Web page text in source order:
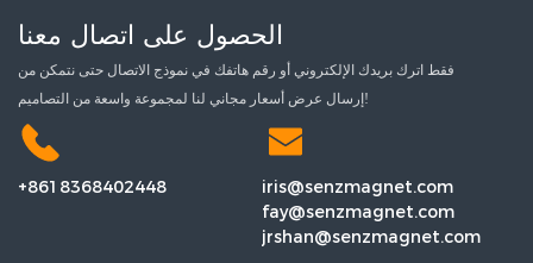
الحصول على اتصال معنا
فقط اترك بريدك الإلكتروني أو رقم هاتفك في نموذج الاتصال حتى نتمكن من
إرسال عرض أسعار مجاني لنا لمجموعة واسعة من التصاميم!
+8618368402448
iris@senzmagnet.com
fay@senzmagnet.com
jrshan@senzmagnet.com